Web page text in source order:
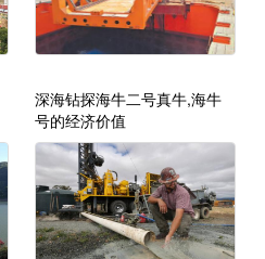
深海钻探海牛二号真牛,海牛
号的经济价值